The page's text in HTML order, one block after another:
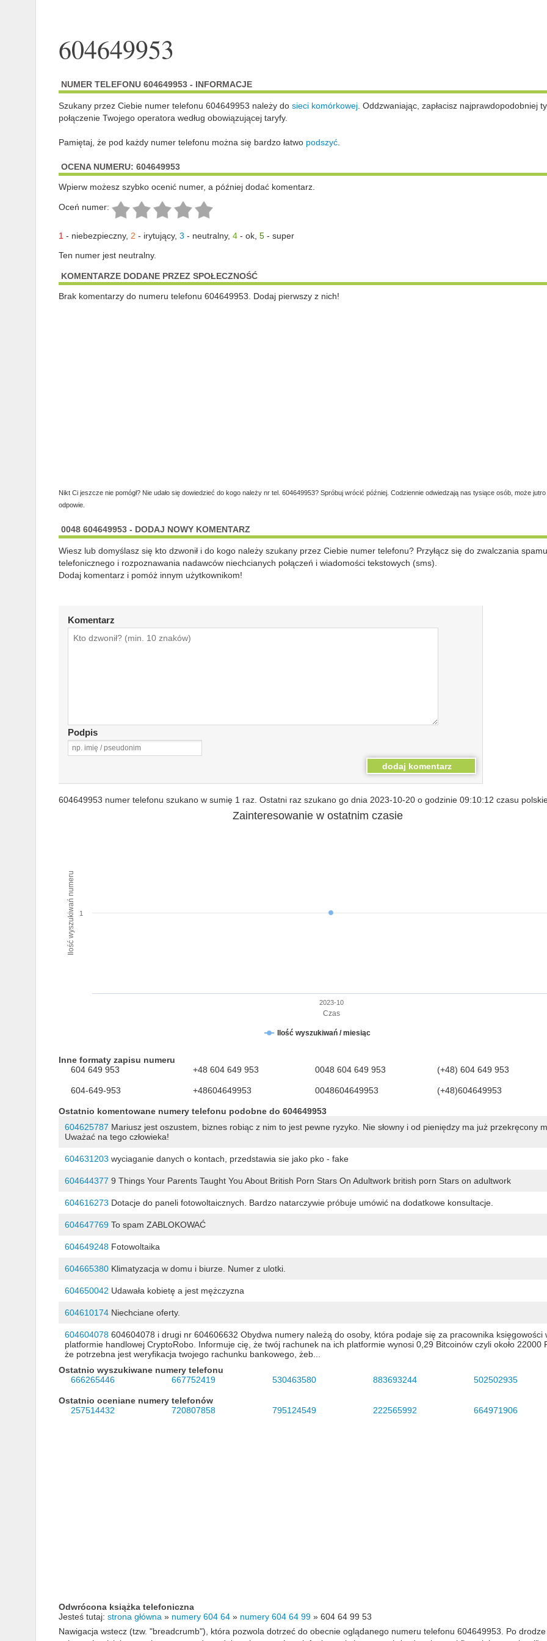
604649953
NUMER TELEFONU 604649953 - INFORMACJE
Szukany przez Ciebie numer telefonu 604649953 należy do sieci komórkowej. Oddzwaniając, zapłacisz najprawdopodobniej
połączenie Twojego operatora według obowiązującej taryfy.
Pamiętaj, że pod każdy numer telefonu można się bardzo łatwo podszyć.
OCENA NUMERU: 604649953
Wpierw możesz szybko ocenić numer, a później dodać komentarz.
Oceń numer:
1- niebezpieczny, 2 - irytujący, 3 - neutralny, 4- ok, 5- super
Ten numer jest neutralny.
KOMENTARZE DODANE PRZEZ SPOŁECZNOŚĆ
Brak komentarzy do numeru telefonu 604649953. Dodaj pierwszy z nich!
Nikt Ci jeszcze nie pomógł? Nie udało się dowiedzieć do kogo należy nr tel. 604649953? Spróbuj wrócić później. Codziennie odwiedzają nas tysiące osób, może
odpowie.
0048 604649953 - DODAJ NOWY KOMENTARZ
Wiesz lub domyślasz się kto dzwonił i do kogo należy szukany przez Ciebie numer telefonu? Przyłącz się do zwalczania spamu
telefonicznego i rozpoznawania nadawców niechcianych połączeń i wiadomości tekstowych (sms).
Dodaj komentarz i pomóż innym użytkownikom!
Komentarz
Podpis
604649953 numer telefonu szukano w sumię 1 raz. Ostatni raz szukano go dnia 2023-10-20 o godzinie 09:10:12 czasu
Czas
Ilość wyszukiwań numeru
Zainteresowanie w ostatnim czasie
Ilość wyszukiwań / miesiąc
2023-10
1
Inne formaty zapisu numeru
604 649 953
+48 604 649 953 0048 604 649 953 (+48) 604 649 953
604-649-953 +48604649953 0048604649953 (+48)604649953
Ostatnio komentowane numery telefonu podobne do 604649953
604625787 Mariusz jest oszustem, biznes robiąc z nim to jest pewne ryzyko. Nie słowny i od pieniędzy ma już przekręcony
Uważać na tego człowieka!
604631203 wyciaganie danych o kontach, przedstawia sie jako pko - fake
604644377 9 Things Your Parents Taught You About British Porn Stars On Adultwork british porn Stars on adultwork
604616273 Dotacje do paneli fotowoltaicznych. Bardzo natarczywie próbuje umówić na dodatkowe konsultacje.
604647769To spam ZABLOKOWAĆ
604649248Fotowoltaika
604665380Klimatyzacja w domu i biurze. Numer z ulotki.
604650042 Udawała kobietę a jest mężczyzna
604610174Niechciane oferty.
604604078604604078 i drugi nr 604606632 Obydwa numery należą do osoby, która podaje się za pracownika księgowości
platformie handlowej CryptoRobo. Informuje cię, że twój rachunek na ich platformie wynosi 0,29 Bitcoinów czyli około 22000
że potrzebna jest weryfikacja twojego rachunku bankowego, żeb...
Ostatnio wyszukiwane numery telefonu
666265446
667752419 530463580 883693244 502502935
Ostatnio oceniane numery telefonów
257514432
720807858 795124549 222565992 664971906
Odwrócona książka telefoniczna
Jesteś tutaj: strona główna » numery 604 64 » numery 604 64 99 » 604 64 99 53
Nawigacja wstecz (tzw. "breadcrumb"), która pozwola dotrzeć do obecnie oglądanego numeru telefonu 604649953. Po